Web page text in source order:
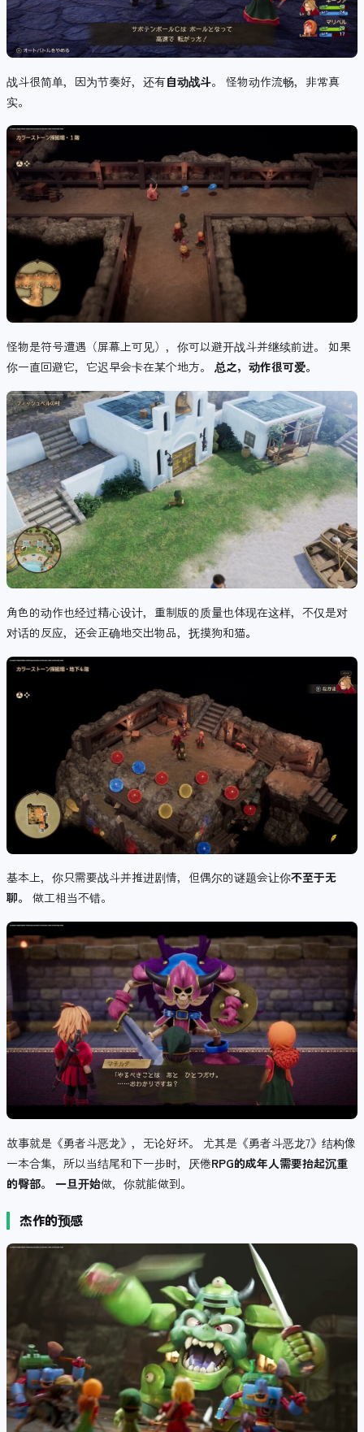
战斗很简单，因为节奏好，还有自动战斗。 怪物动作流畅，非常真
实。
怪物是符号遭遇（屏幕上可见），你可以避开战斗并继续前进。 如果
你一直回避它，它迟早会卡在某个地方。 总之，动作很可爱。
角色的动作也经过精心设计，重制版的质量也体现在这样，不仅是对
对话的反应，还会正确地交出物品，抚摸狗和猫。
基本上，你只需要战斗并推进剧情，但偶尔的谜题会让你不至于无
聊。 做工相当不错。
故事就是《勇者斗恶龙》，无论好坏。 尤其是《勇者斗恶龙7》结构像
一本合集，所以当结尾和下一步时，厌倦RPG的成年人需要抬起沉重
的臀部。 一旦开始做，你就能做到。
杰作的预感